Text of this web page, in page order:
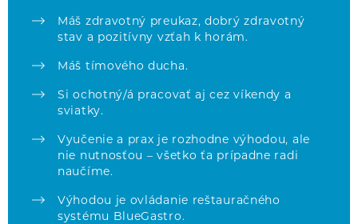
Máš zdravotný preukaz, dobrý zdravotný
stav a pozitívny vzťah k horám.
Máš tímového ducha.
Si ochotný/á pracovať aj cez víkendy a
sviatky.
Vyučenie a prax je rozhodne výhodou, ale
nie nutnosťou – všetko ťa prípadne radi
naučíme.
Výhodou je ovládanie reštauračného
systému BlueGastro.